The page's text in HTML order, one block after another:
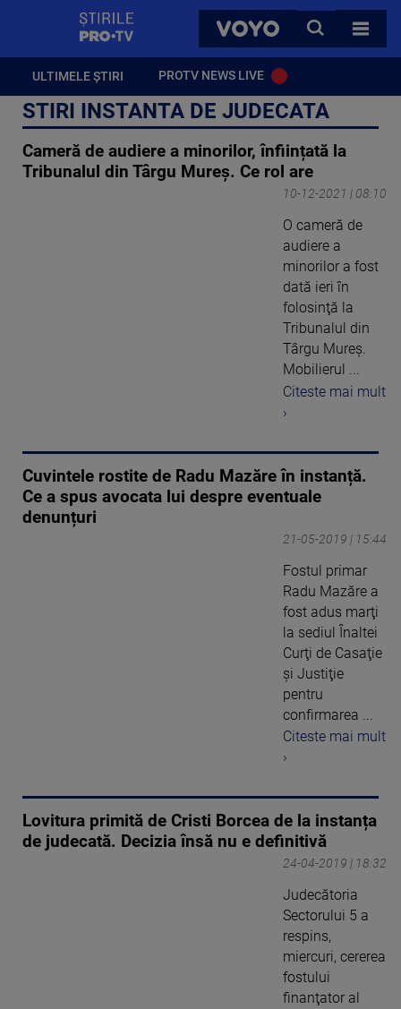
VOYO
CAUTA
TOATE
ULTIMELE ȘTIRI PROTV NEWS LIVE
STIRI INSTANTA DE JUDECATA
Cameră de audiere a minorilor, înființată la
Tribunalul din Târgu Mureș. Ce rol are
10-12-2021 | 08:10
O cameră de
audiere a
minorilor a fost
dată ieri în
folosinţă la
Tribunalul din
Târgu Mureş.
Mobilierul ...
Citeste mai mult
›
Cuvintele rostite de Radu Mazăre în instanță.
Ce a spus avocata lui despre eventuale
denunțuri
21-05-2019 | 15:44
Fostul primar
Radu Mazăre a
fost adus marţi
la sediul Înaltei
Curţi de Casaţie
şi Justiţie
pentru
confirmarea ...
Citeste mai mult
›
Lovitura primită de Cristi Borcea de la instanța
de judecată. Decizia însă nu e definitivă
24-04-2019 | 18:32
Judecătoria
Sectorului 5 a
respins,
miercuri, cererea
fostului
finanţator al